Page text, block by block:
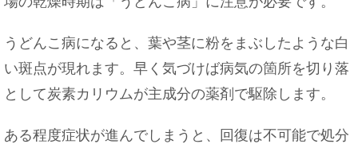
うどんこ病になると、葉や茎に粉をまぶしたような白
い斑点が現れます。早く気づけば病気の箇所を切り落
として炭素カリウムが主成分の薬剤で駆除します。
ある程度症状が進んでしまうと、回復は不可能で処分